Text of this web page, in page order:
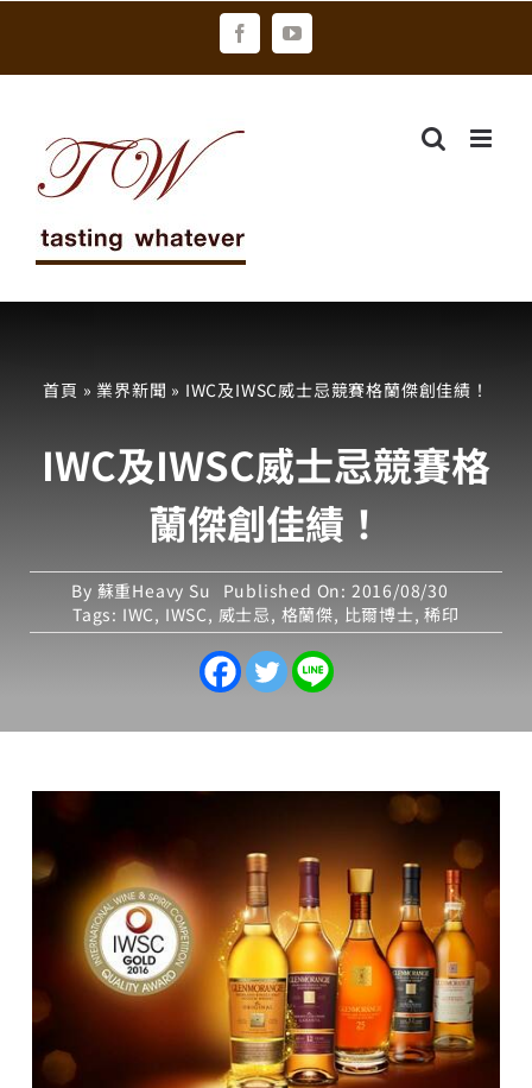
FacebookYouTube
首頁 » 業界新聞 » IWC及IWSC威士忌競賽格蘭傑創佳績！
IWC及IWSC威士忌競賽格
蘭傑創佳績！
By 蘇重Heavy Su
Published On: 2016/08/30
Tags: IWC, IWSC, 威士忌, 格蘭傑, 比爾博士,稀印